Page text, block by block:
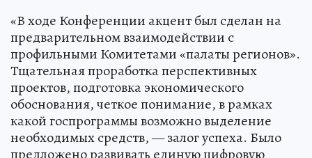
«В ходе Конференции акцент был сделан на
предварительном взаимодействии с
профильными Комитетами «палаты регионов».
Тщательная проработка перспективных
проектов, подготовка экономического
обоснования, четкое понимание, в рамках
какой госпрограммы возможно выделение
необходимых средств, — залог успеха. Было
предложено развивать единую цифровую